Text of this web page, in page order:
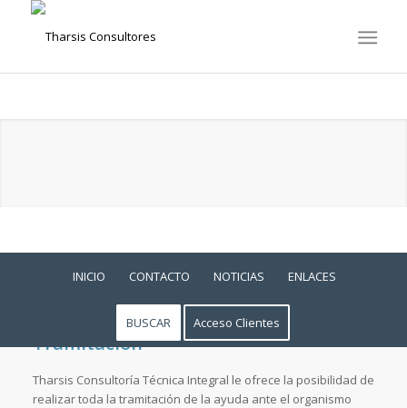
INICIO CONTACTO NOTICIAS ENLACES
BUSCAR Acceso Clientes
Tramitación
Tharsis Consultoría Técnica Integral le ofrece la posibilidad de
realizar toda la tramitación de la ayuda ante el organismo